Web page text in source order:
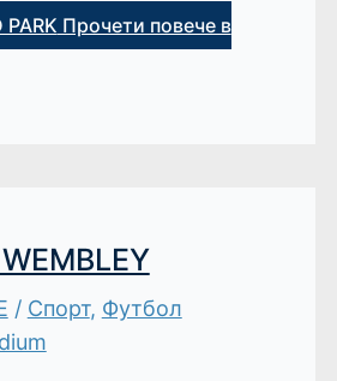
Прочети повече в
/ Спорт, Футбол